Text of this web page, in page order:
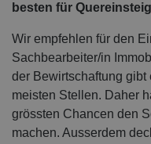
besten für
Wir empfehlen für den
Sachbearbeiter/in
der Bewirtschaftung gibt
meisten Stellen. Daher
grössten Chancen den
machen. Ausserdem